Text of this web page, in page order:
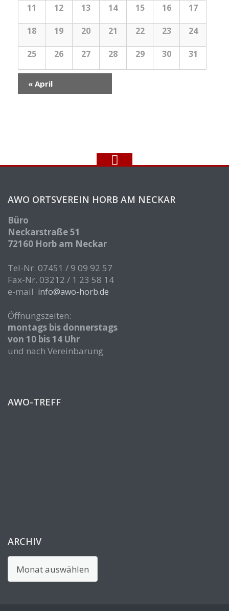
11 12 13 14 15 16 17
18 19 20 21 22 23 24
25 26 27 28 29 30 31
« April
AWO ORTSVEREIN HORB AM NECKAR
Büro
Neckarstraße 51
72160 Horb am Neckar
Tel-Nr. 07451 / 9 09 92 57
Fax-Nr. 03212 / 1 23 58 14
e-mail info@awo-horb.de
Öffnungszeiten:
montags bis donnerstags
von 10 bis 14 Uhr
und nach Vereinbarung
AWO-TREFF
ARCHIV
Archiv